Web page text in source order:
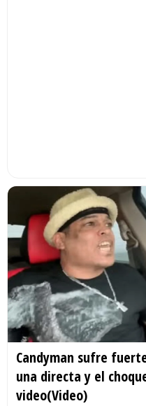
Candyman sufre
una directa y el
video(Video)